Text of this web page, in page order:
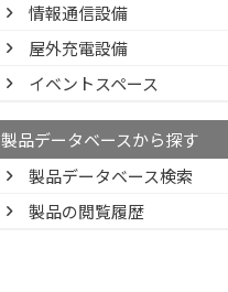
情報通信設備
屋外充電設備
イベントスペース
製品データベースから探す
製品データベース検索
製品の閲覧履歴